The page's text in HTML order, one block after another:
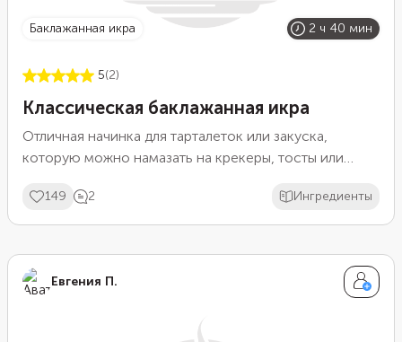
Баклажанная икра 2 ч 40 мин
5(2)
Классическая баклажанная икра
Отличная начинка для тарталеток или закуска,
которую можно намазать на крекеры, тосты или
качестве гарнира или самостоятельного блюда на
обед или ужин. Готовится эта масса просто:
блендером до желаемой консистенции.
149 2 Ингредиенты
Евгения П.